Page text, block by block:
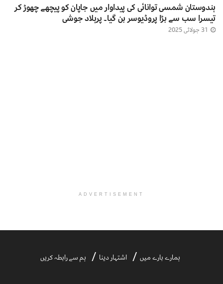
ہندوستان شمسی توانائی کی پیداوار میں جاپان کو پیچھے چھوڑ کر
تیسرا سب سے بڑا پروڈیوسر بن گیا۔ پرہلاد جوشی
ADVERTISEMENT
ہمارے بارے میں اشتہار دینا ہم سے رابطہ کریں